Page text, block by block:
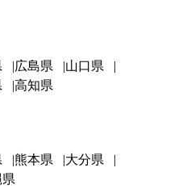
広島県
山口県
高知県
熊本県
大分県